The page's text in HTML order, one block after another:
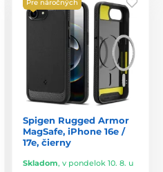
Pre náročných
Spigen Rugged Armor
MagSafe, iPhone 16e /
17e, čierny
Skladom, v pondelok 10. 8. u